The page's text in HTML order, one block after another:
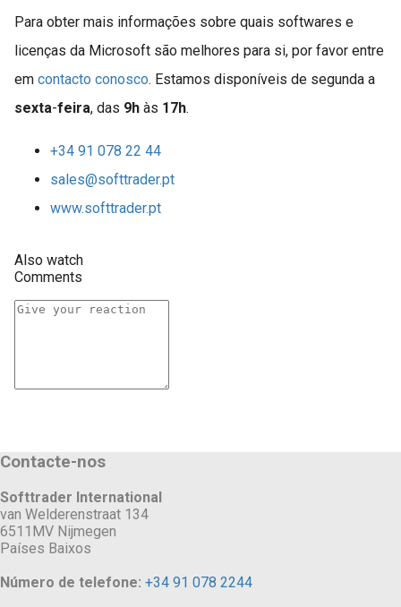
Para obter mais informações sobre quais softwares e
licenças da Microsoft são melhores para si, por favor entre
em contacto conosco. Estamos disponíveis de segunda a
sexta-feira, das 9h às 17h.
+34 91 078 22 44
sales@softtrader.pt
www.softtrader.pt
Also watch
Comments
Contacte-nos
Softtrader International
van Welderenstraat 134
6511MV Nijmegen
Países Baixos
Número de telefone: +34 91 078 2244